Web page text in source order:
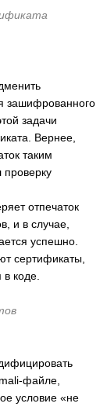
зашифрованного
задачи
Вернее,
таким
отпечаток
и в случае,
успешно.
сертификаты,
коде.
файле,
условие «не